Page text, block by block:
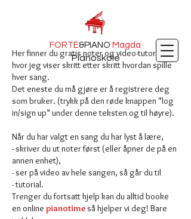
Pianoskole
FORTE&PIANO Magda
Her finner du gratis noter og video-tutorials
hvor jeg viser skritt etter skritt hvordan spille
hver sang.
Det eneste du må gjøre er å registrere deg
som bruker. (trykk på den røde knappen "log
in/sign up" under denne teksten og til høyre).
Når du har valgt en sang du har lyst å lære,
- skriver du ut noter først (eller åpner de på en
annen enhet),
- ser på video av hele sangen, så går du til
- tutorial.
Trenger du fortsatt hjelp kan du alltid booke
en online pianotime så hjelper vi deg! Bare